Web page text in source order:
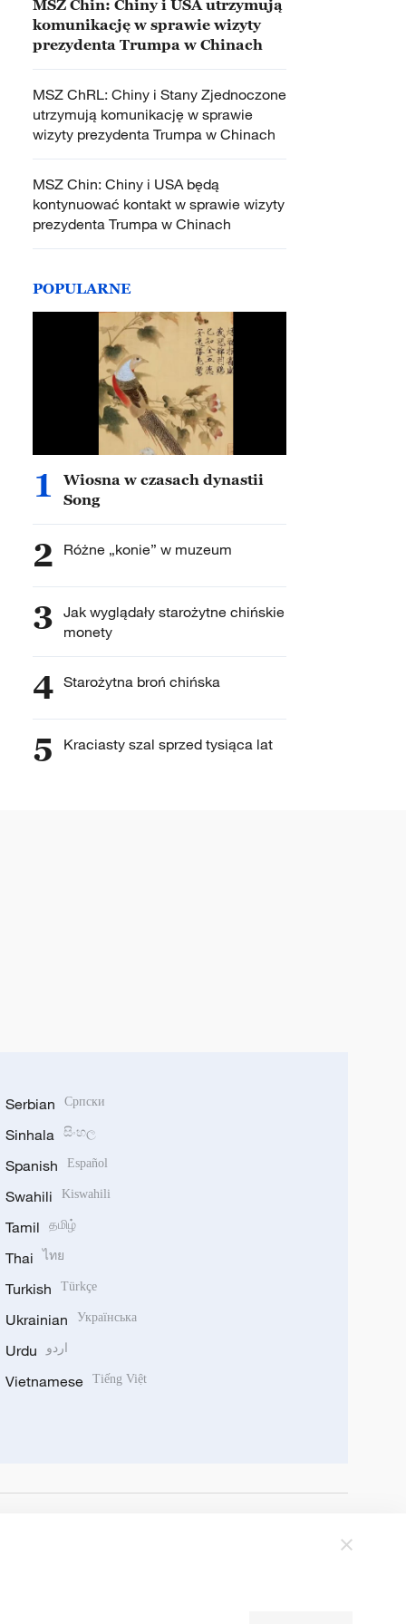
MSZ Chin: Chiny i USA utrzymują
komunikację w sprawie wizyty
prezydenta Trumpa w Chinach
MSZ ChRL: Chiny i Stany Zjednoczone
utrzymują komunikację w sprawie
wizyty prezydenta Trumpa w Chinach
MSZ Chin: Chiny i USA będą
kontynuować kontakt w sprawie wizyty
prezydenta Trumpa w Chinach
POPULARNE
1
Wiosna w czasach dynastii
Song
2 Różne „konie” w muzeum
3 Jak wyglądały starożytne chińskie
monety
4 Starożytna broń chińska
5 Kraciasty szal sprzed tysiąca lat
Serbian Српски
Sinhala සිංහල
Spanish Español
Swahili Kiswahili
Tamil தமிழ்
Thai ไทย
Turkish Türkçe
Ukrainian Українська
Urdu اردو
Vietnamese Tiếng Việt